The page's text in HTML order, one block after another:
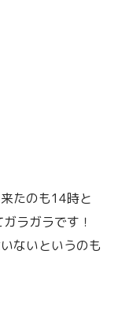
たのも14時と
ラガラです！
ないというのも